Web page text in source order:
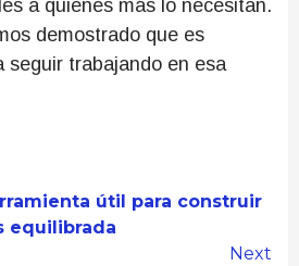
a quienes más lo necesitan.
demostrado que es
seguir trabajando en esa
útil para construir
equilibrada
Next